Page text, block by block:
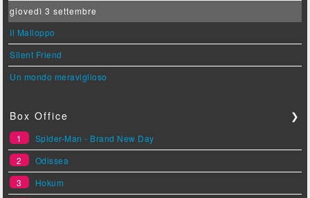
giovedì 3 settembre
Il Malloppo
Silent Friend
Un mondo meraviglioso
Box Office ❯
1
Spider-Man - Brand New Day
2
Odissea
3
Hokum